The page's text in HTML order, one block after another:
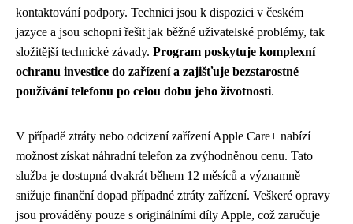
kontaktování podpory. Technici jsou k dispozici v českém
jazyce a jsou schopni řešit jak běžné uživatelské problémy, tak
složitější technické závady. Program poskytuje komplexní
ochranu investice do zařízení a zajišťuje bezstarostné
používání telefonu po celou dobu jeho životnosti.
V případě ztráty nebo odcizení zařízení Apple Care+ nabízí
možnost získat náhradní telefon za zvýhodněnou cenu. Tato
služba je dostupná dvakrát během 12 měsíců a významně
snižuje finanční dopad případné ztráty zařízení. Veškeré opravy
jsou prováděny pouze s originálními díly Apple, což zaručuje